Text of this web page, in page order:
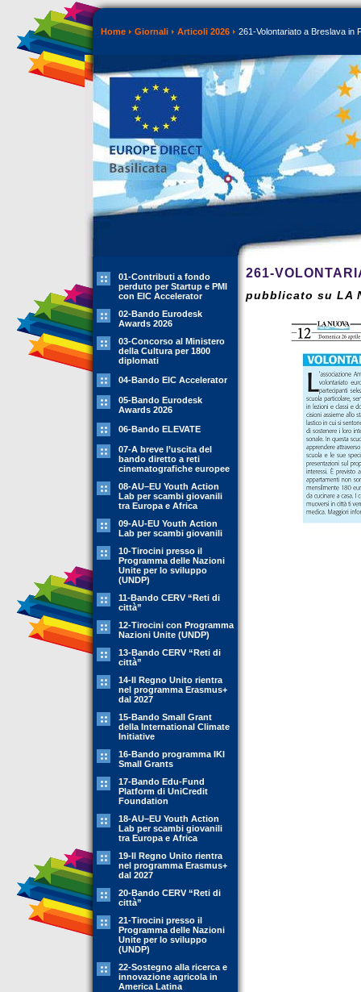
Home Giornali Articoli 2026 261-Volontariato a Breslava in
01-Contributi a fondo
perduto per Startup e PMI
con EIC Accelerator
02-Bando Eurodesk
Awards 2026
03-Concorso al Ministero
della Cultura per 1800
diplomati
04-Bando EIC Accelerator
05-Bando Eurodesk
Awards 2026
06-Bando ELEVATE
07-A breve l’uscita del
bando diretto a reti
cinematografiche europee
08-AU–EU Youth Action
Lab per scambi giovanili
tra Europa e Africa
09-AU-EU Youth Action
Lab per scambi giovanili
10-Tirocini presso il
Programma delle Nazioni
Unite per lo sviluppo
(UNDP)
11-Bando CERV “Reti di
città”
12-Tirocini con Programma
Nazioni Unite (UNDP)
13-Bando CERV “Reti di
città”
14-Il Regno Unito rientra
nel programma Erasmus+
dal 2027
15-Bando Small Grant
della International Climate
Initiative
16-Bando programma IKI
Small Grants
17-Bando Edu-Fund
Platform di UniCredit
Foundation
18-AU–EU Youth Action
Lab per scambi giovanili
tra Europa e Africa
19-Il Regno Unito rientra
nel programma Erasmus+
dal 2027
20-Bando CERV “Reti di
città”
21-Tirocini presso il
Programma delle Nazioni
Unite per lo sviluppo
(UNDP)
22-Sostegno alla ricerca e
innovazione agricola in
America Latina
261-
pubblicato su LA